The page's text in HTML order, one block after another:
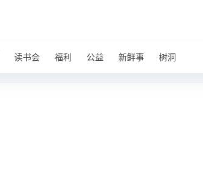
读书会 福利 公益 新鲜事 树洞